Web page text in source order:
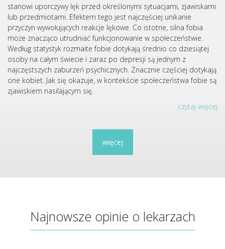
stanowi uporczywy lęk przed określonymi sytuacjami, zjawiskami
lub przedmiotami. Efektem tego jest najczęściej unikanie
przyczyn wywołujących reakcje lękowe. Co istotne, silna fobia
może znacząco utrudniać funkcjonowanie w społeczeństwie.
Według statystyk rozmaite fobie dotykają średnio co dziesiątej
osoby na całym świecie i zaraz po depresji są jednym z
najczęstszych zaburzeń psychicznych. Znacznie częściej dotykają
one kobiet. Jak się okazuje, w kontekście społeczeństwa fobie są
zjawiskiem nasilającym się.
czytaj więcej
więcej
Najnowsze opinie o lekarzach